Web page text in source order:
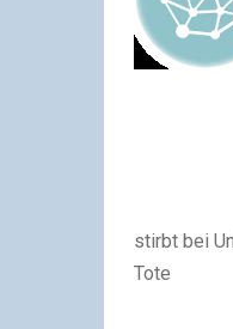
stirbt bei
Tote